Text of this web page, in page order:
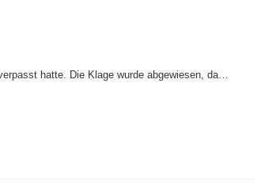
hatte. Die Klage wurde abgewiesen, da…